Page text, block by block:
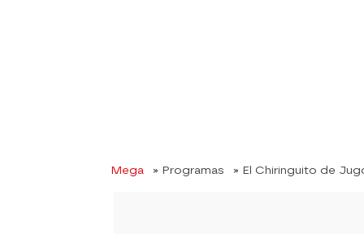
Mega » Programas » El Chiringuito de